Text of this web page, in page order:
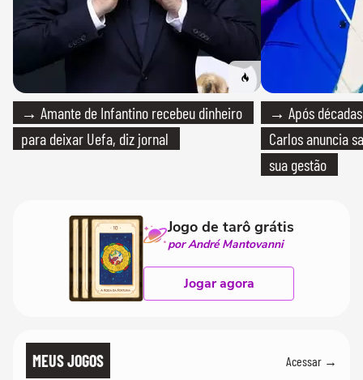
→ Amante de Infantino recebeu dinheiro
para deixar Uefa, diz jornal
→ Após
Carlos anuncia
sua gestão
Jogo de tarô grátis
por André Mantovanni
Jogar agora
MEUS JOGOS Acessar →